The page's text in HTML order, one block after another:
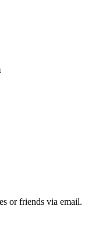
or friends via email.